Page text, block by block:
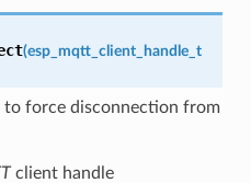
(esp_mqtt_client_handle_t
to force disconnection from
client handle